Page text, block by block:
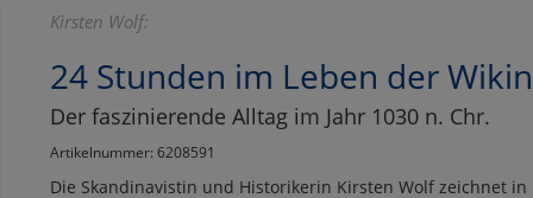
Kirsten Wolf:
24 Stunden im Leben der
Der faszinierende Alltag im Jahr 1030 n. Chr.
Artikelnummer: 6208591
Die Skandinavistin und Historikerin Kirsten Wolf zeichnet